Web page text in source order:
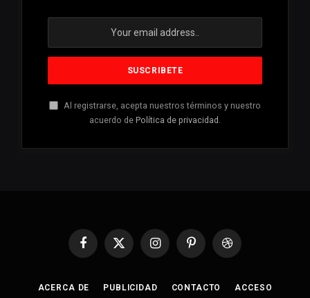
Al registrarse, acepta nuestros términos y nuestro
acuerdo de Política de privacidad
Facebook
X
InstagramPinterestDribbble
ACERCA DE PUBLICIDAD CONTACTO ACCESO